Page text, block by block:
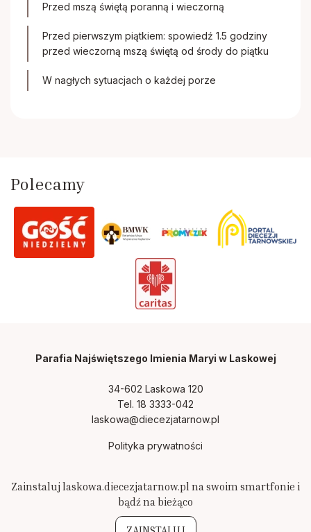
Przed mszą świętą poranną i wieczorną
Przed pierwszym piątkiem: spowiedź 1.5 godziny
przed wieczorną mszą świętą od środy do piątku
W nagłych sytuacjach o każdej porze
Polecamy
Parafia Najświętszego Imienia Maryi w Laskowej
34-602 Laskowa 120
Tel. 18 3333-042
laskowa@diecezjatarnow.pl
Polityka prywatności
Zainstaluj laskowa.diecezjatarnow.pl na swoim smartfonie i
bądź na bieżąco